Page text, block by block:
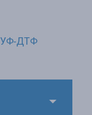
УФ-ДТФ